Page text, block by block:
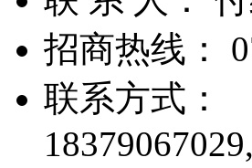
招商热线：
联系方式：